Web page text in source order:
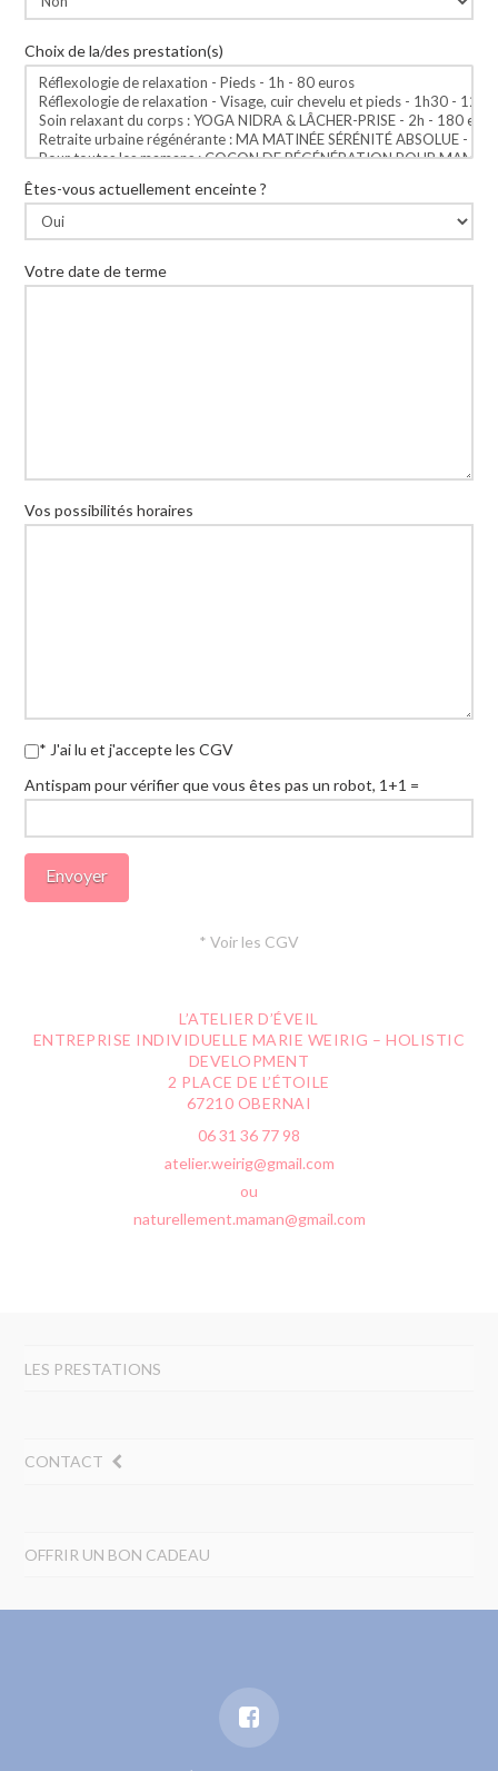
Choix de la/des prestation(s)
Êtes-vous actuellement enceinte ?
Votre date de terme
Vos possibilités horaires
* J'ai lu et j'accepte les CGV
Antispam pour vérifier que vous êtes pas un robot, 1+1 =
* Voir les CGV
L’ATELIER D’ÉVEIL
ENTREPRISE INDIVIDUELLE MARIE WEIRIG – HOLISTIC
DEVELOPMENT
2 PLACE DE L’ÉTOILE
67210 OBERNAI
06 31 36 77 98
atelier.weirig@gmail.com
ou
naturellement.maman@gmail.com
LES PRESTATIONS
CONTACT
OFFRIR UN BON CADEAU